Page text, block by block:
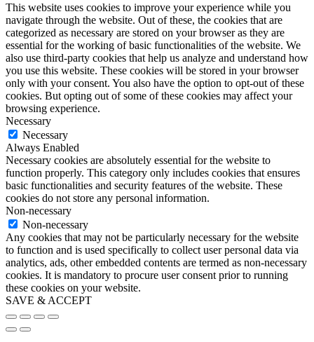
This website uses cookies to improve your experience while you
navigate through the website. Out of these, the cookies that are
categorized as necessary are stored on your browser as they are
essential for the working of basic functionalities of the website. We
also use third-party cookies that help us analyze and understand how
you use this website. These cookies will be stored in your browser
only with your consent. You also have the option to opt-out of these
cookies. But opting out of some of these cookies may affect your
browsing experience.
Necessary
Necessary
Always Enabled
Necessary cookies are absolutely essential for the website to
function properly. This category only includes cookies that ensures
basic functionalities and security features of the website. These
cookies do not store any personal information.
Non-necessary
Non-necessary
Any cookies that may not be particularly necessary for the website
to function and is used specifically to collect user personal data via
analytics, ads, other embedded contents are termed as non-necessary
cookies. It is mandatory to procure user consent prior to running
these cookies on your website.
SAVE & ACCEPT